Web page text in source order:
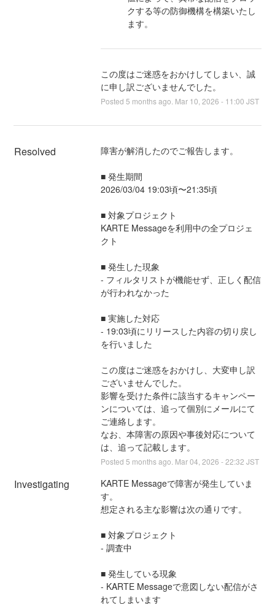
クする等の防御機構を構築いたし
ます。
この度はご迷惑をおかけしてしまい、誠
に申し訳ございませんでした。
Posted 5 months ago. Mar 10 2026 - 11:00 JST
Resolved 障害が解消したのでご報告します。
■ 発生期間
2026/03/04 19:03頃〜21:35頃
■ 対象プロジェクト
KARTE Messageを利用中の全プロジェ
クト
■ 発生した現象
- フィルタリストが機能せず、正しく配信
が行われなかった
■ 実施した対応
- 19:03頃にリリースした内容の切り戻し
を行いました
この度はご迷惑をおかけし、大変申し訳
ございませんでした。
影響を受けた条件に該当するキャンペー
ンについては、追って個別にメールにて
ご連絡します。
なお、本障害の原因や事後対応について
は、追って記載します。
Posted 5 months ago. Mar04 2026 -22:32 JST
Investigating
KARTE Messageで障害が発生していま
す。
想定される主な影響は次の通りです。
■ 対象プロジェクト
- 調査中
■ 発生している現象
- KARTE Messageで意図しない配信がさ
れてしまいます